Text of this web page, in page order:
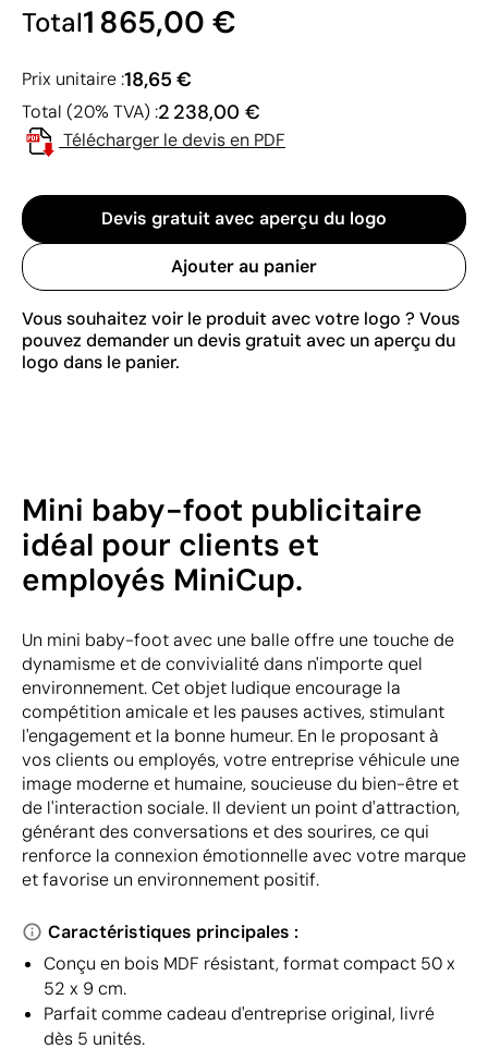
Total1 865,00 €
Prix unitaire :18,65 €
Total (20% TVA) :2 238,00 €
Télécharger le devis en PDF
Devis gratuit avec aperçu du logo
Ajouter au panier
Vous souhaitez voir le produit avec votre logo ? Vous
pouvez demander un devis gratuit avec un aperçu du
logo dans le panier.
Mini baby-foot publicitaire
idéal pour clients et
employés MiniCup.
Un mini baby-foot avec une balle offre une touche de
dynamisme et de convivialité dans n'importe quel
environnement. Cet objet ludique encourage la
compétition amicale et les pauses actives, stimulant
l'engagement et la bonne humeur. En le proposant à
vos clients ou employés, votre entreprise véhicule une
image moderne et humaine, soucieuse du bien-être et
de l'interaction sociale. Il devient un point d'attraction,
générant des conversations et des sourires, ce qui
renforce la connexion émotionnelle avec votre marque
et favorise un environnement positif.
Caractéristiques principales :
Conçu en bois MDF résistant, format compact 50 x
52 x 9 cm.
Parfait comme cadeau d'entreprise original, livré
dès 5 unités.